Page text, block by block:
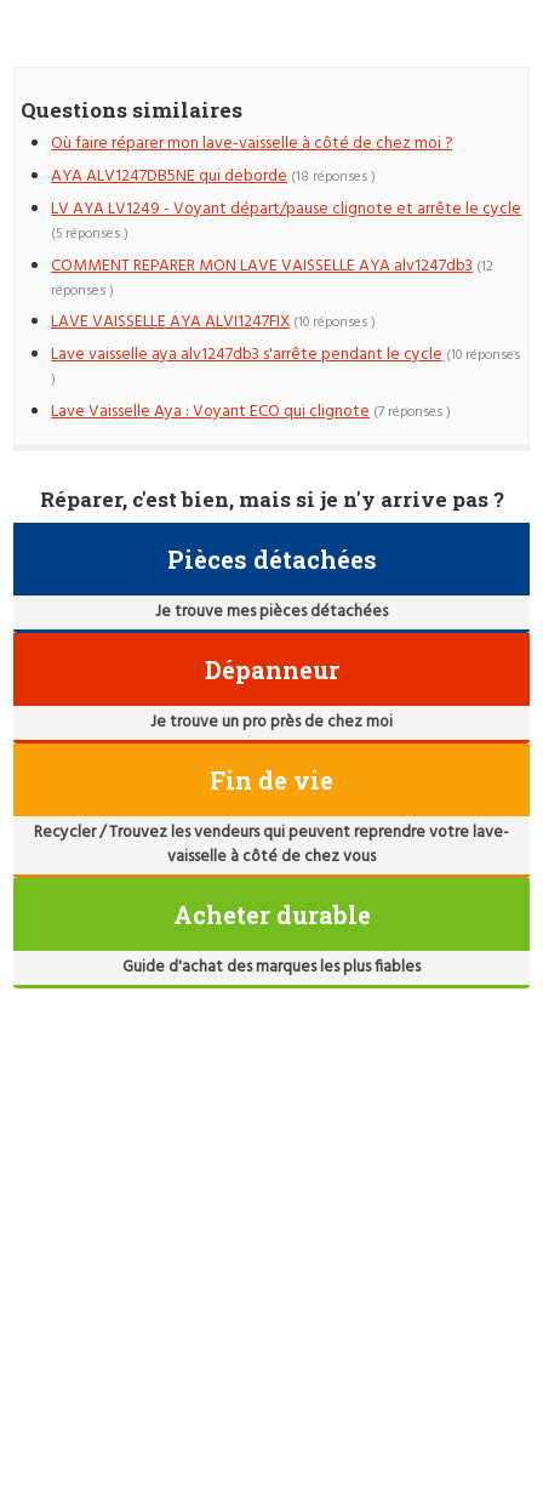
Questions similaires
Où faire réparer mon lave-vaisselle à côté de chez moi ?
AYA ALV1247DB5NE qui deborde (18 réponses )
LV AYA LV1249 - Voyant départ/pause clignote et arrête le cycle
(5 réponses )
COMMENT REPARER MON LAVE VAISSELLE AYA alv1247db3 (12
réponses )
LAVE VAISSELLE AYA ALVI1247FIX (10 réponses )
Lave vaisselle aya alv1247db3 s'arrête pendant le cycle (10 réponses
)
Lave Vaisselle Aya : Voyant ECO qui clignote (7 réponses )
Réparer, c'est bien, mais si je n'y arrive pas ?
Pièces détachées
Je trouve mes pièces détachées
Dépanneur
Je trouve un pro près de chez moi
Fin de vie
Recycler / Trouvez les vendeurs qui peuvent reprendre votre lave-
vaisselle à côté de chez vous
Acheter durable
Guide d'achat des marques les plus fiables